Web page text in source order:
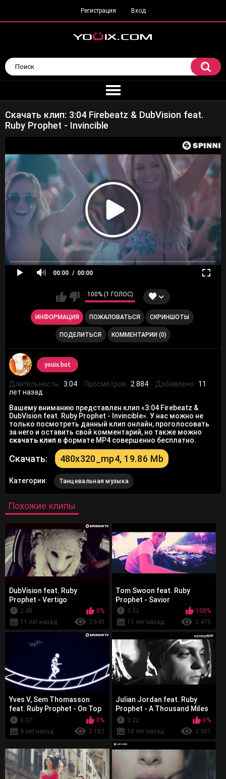
Регистрация Вход
Скачать клип: 3:04 Firebeatz & DubVision feat.
Ruby Prophet - Invincible
00:00 00:00
100% (1 ГОЛОС)
ИНФОРМАЦИЯ ПОЖАЛОВАТЬСЯ СКРИНШОТЫ
ПОДЕЛИТЬСЯ КОММЕНТАРИИ (0)
youix.bot
Длительность: 3:04 Просмотров: 2 884 Добавлено: 11
лет назад
Вашему вниманию представлен клип «3:04 Firebeatz &
DubVision feat. Ruby Prophet - Invincible». У нас можно не
только посмотреть данный клип онлайн, проголосовать
за него и оставить свой комментарий, но также можно
скачать клип в формате MP4 совершенно бесплатно.
Скачать: 480x320_mp4, 19.86 Mb
Категории: Танцевальная музыка
Похожие клипы
DubVision feat. Ruby
Prophet - Vertigo
2:48
0%
11 лет назад
2 645
Tom Swoon feat. Ruby
Prophet - Savior
3:32
100%
11 лет назад
2 475
Yves V, Sem Thomasson
feat. Ruby Prophet - On Top
Of The World
3:07
0%
9 лет назад
2 182
Julian Jordan feat. Ruby
Prophet - A Thousand Miles
3:22
0%
10 лет назад
2 387